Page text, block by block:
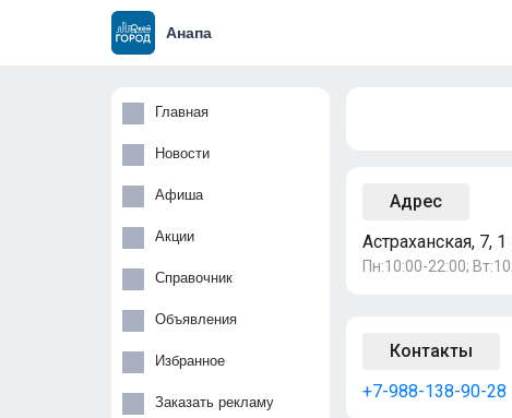
Анапа
Главная
Новости
Афиша
Акции
Справочник
Объявления
Избранное
Заказать рекламу
Адрес
Астраханская, 7,
Пн:10:00-22:00;
Контакты
+7-988-138-90-28